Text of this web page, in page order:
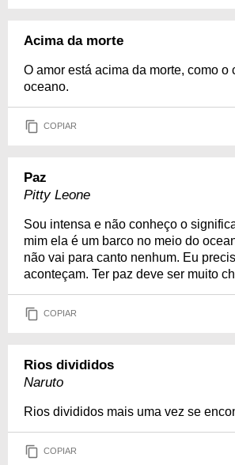
Acima da morte
O amor está acima da morte, como o
oceano.
COPIAR
Paz
Pitty Leone
Sou intensa e não conheço o
mim ela é um barco no meio do
não vai para canto nenhum. Eu
aconteçam. Ter paz deve ser muito
COPIAR
Rios divididos
Naruto
Rios divididos mais uma vez se
COPIAR